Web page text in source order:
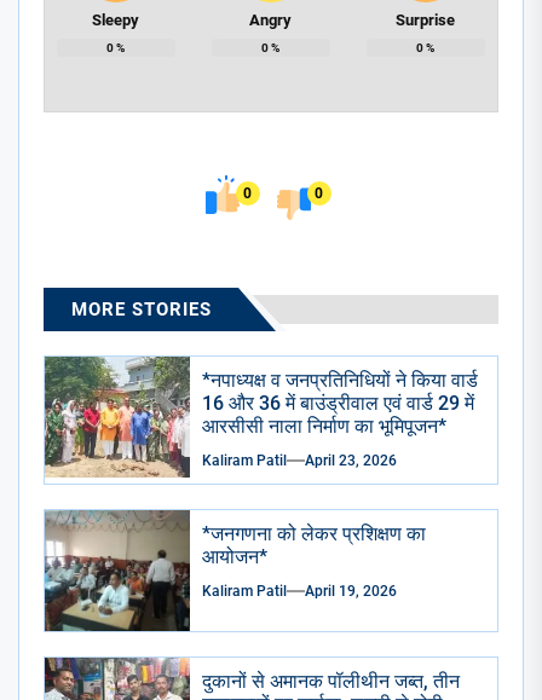
Sleepy
0%
Angry
0%
Surprise
0%
0 0
MORE STORIES
*नपाध्यक्ष व जनप्रतिनिधियों ने किया वार्ड
16 और 36 में बाउंड्रीवाल एवं वार्ड 29 में
आरसीसी नाला निर्माण का भूमिपूजन*
Kaliram Patil April 23, 2026
*जनगणना को लेकर प्रशिक्षण का
आयोजन*
Kaliram Patil April 19, 2026
दुकानों से अमानक पॉलीथीन जब्त, तीन